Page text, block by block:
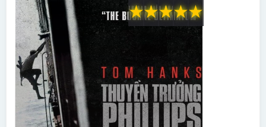
★
★
★
★
★